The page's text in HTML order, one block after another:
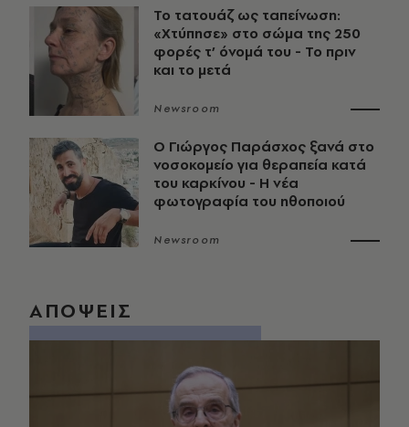
Το τατουάζ ως ταπείνωση:
«Χτύπησε» στο σώμα της 250
φορές τ’ όνομά του - Το πριν
και το μετά
Newsroom
O Γιώργος Παράσχος ξανά στο
νοσοκομείο για θεραπεία κατά
του καρκίνου - Η νέα
φωτογραφία του ηθοποιού
Newsroom
ΑΠΟΨΕΙΣ